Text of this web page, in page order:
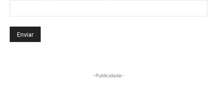
-Publicidade-